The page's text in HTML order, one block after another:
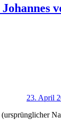
23. April